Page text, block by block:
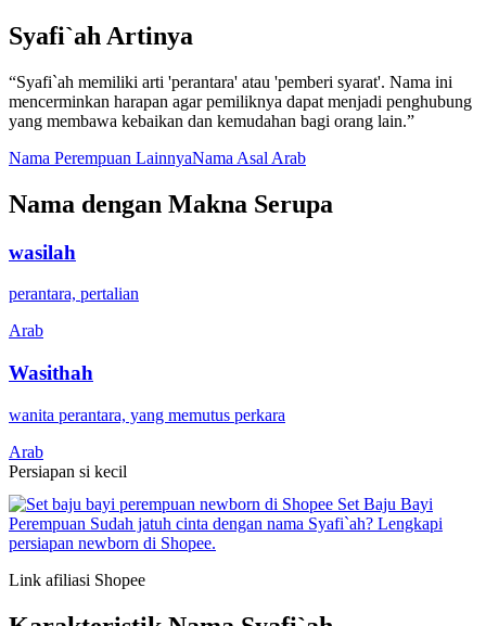
Syafi`ah Artinya
“Syafi`ah memiliki arti 'perantara' atau 'pemberi syarat'. Nama ini
mencerminkan harapan agar pemiliknya dapat menjadi penghubung
yang membawa kebaikan dan kemudahan bagi orang lain.”
Nama Perempuan LainnyaNama Asal Arab
Nama dengan Makna Serupa
wasilah
perantara, pertalian
Arab
Wasithah
wanita perantara, yang memutus perkara
Arab
Persiapan si kecil
Set Baju Bayi
Perempuan Sudah jatuh cinta dengan nama Syafi`ah? Lengkapi
persiapan newborn di Shopee.
Link afiliasi Shopee